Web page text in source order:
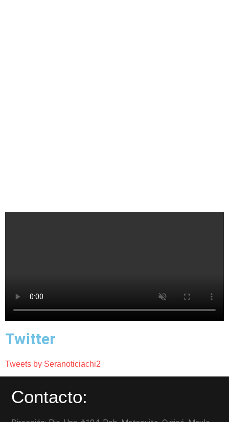
Twitter
Tweets by Seranoticiachi2
Contacto: